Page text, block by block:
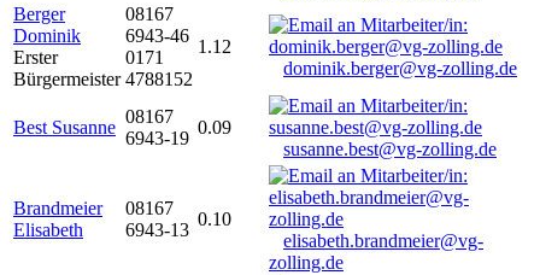
Berger
Dominik
Erster
Bürgermeister
08167
6943-46
0171
4788152
1.12
dominik.berger@vg-zolling.de
Best Susanne
08167
6943-19
0.09
susanne.best@vg-zolling.de
Brandmeier
Elisabeth
08167
6943-13
0.10
elisabeth.brandmeier@vg-
zolling.de